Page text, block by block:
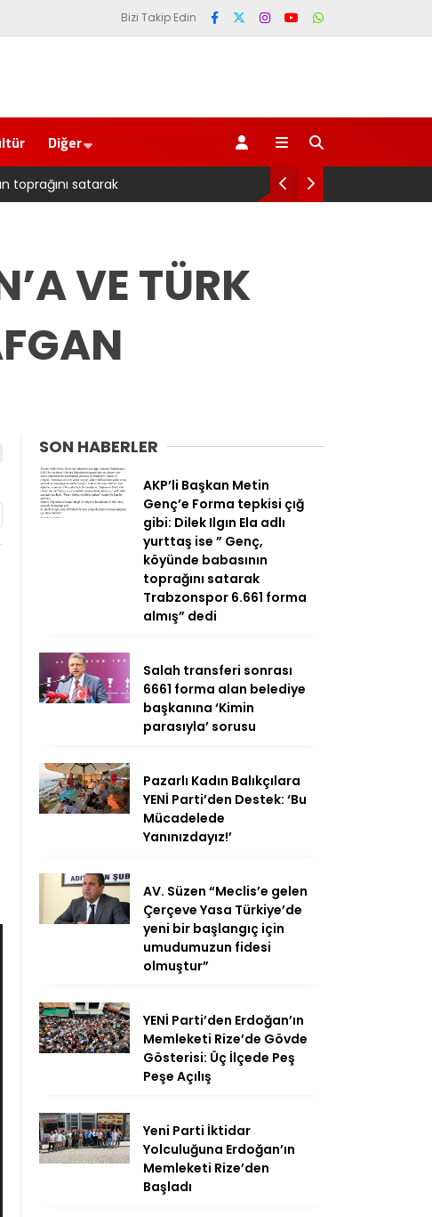
Bizi Takip Edin
Diğer
sorusu
VE TÜRK
SON HABERLER
AKP’li Başkan Metin
Genç’e Forma tepkisi çığ
gibi: Dilek Ilgın Ela adlı
yurttaş ise ” Genç,
köyünde babasının
toprağını satarak
Trabzonspor 6.661 forma
almış” dedi
Salah transferi sonrası
6661 forma alan belediye
başkanına ‘Kimin
parasıyla’ sorusu
Pazarlı Kadın Balıkçılara
YENİ Parti’den Destek: ‘Bu
Mücadelede
Yanınızdayız!’
AV. Süzen “Meclis’e gelen
Çerçeve Yasa Türkiye’de
yeni bir başlangıç için
umudumuzun fidesi
olmuştur”
YENİ Parti’den Erdoğan’ın
Memleketi Rize’de Gövde
Gösterisi: Üç İlçede Peş
Peşe Açılış
Yeni Parti İktidar
Yolculuğuna Erdoğan’ın
Memleketi Rize’den
Başladı